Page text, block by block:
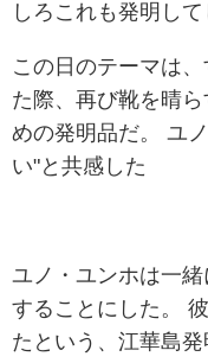
しろこれも発明し
この日のテーマは
た際、再び靴を晴
めの発明品だ。 ユ
い"と共感した
ユノ・ユンホは一
することにした。
たという、江華島